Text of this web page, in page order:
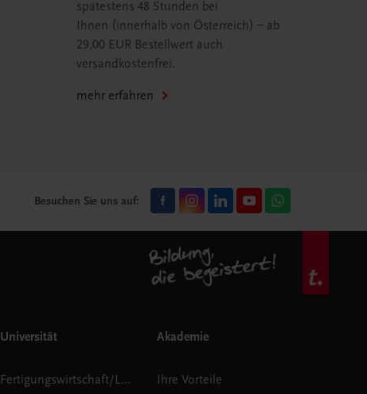
spätestens 48 Stunden bei
Ihnen (innerhalb von Österreich) – ab
29,00 EUR Bestellwert auch
versandkostenfrei.
mehr erfahren
Besuchen Sie uns auf:
Universität
Fertigungswirtschaft/Logistik
Akademie
Ihre Vorteile